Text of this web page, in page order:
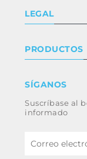
Certificaciones
Trabaja con
LEGAL
Términos y
Whistleblowing
Código ético y
PRODUCTOS
Industria
Energía
B2B
SÍGANOS
Suscríbase al
informado